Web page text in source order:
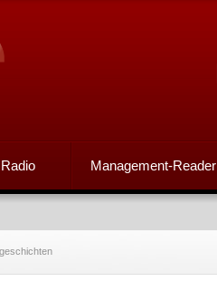
Management-Reader